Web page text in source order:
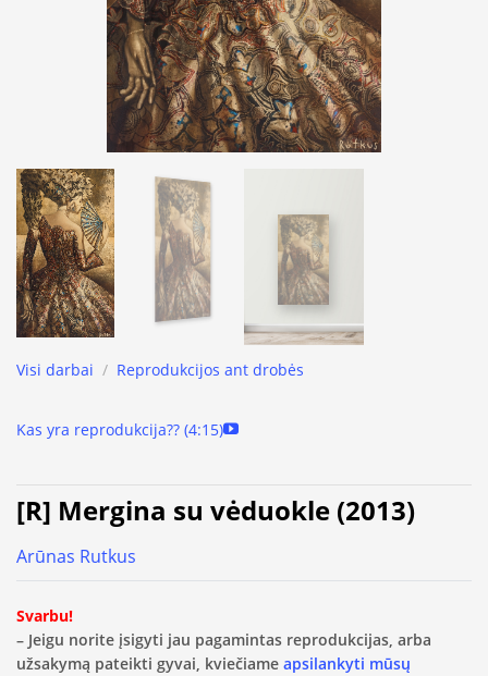
Visi darbai / Reprodukcijos ant drobės
Kas yra reprodukcija?? (4:15)
[R] Mergina su vėduokle (2013)
Arūnas Rutkus
Svarbu!
– Jeigu norite įsigyti jau pagamintas reprodukcijas, arba
užsakymą pateikti gyvai, kviečiame apsilankyti mūsų